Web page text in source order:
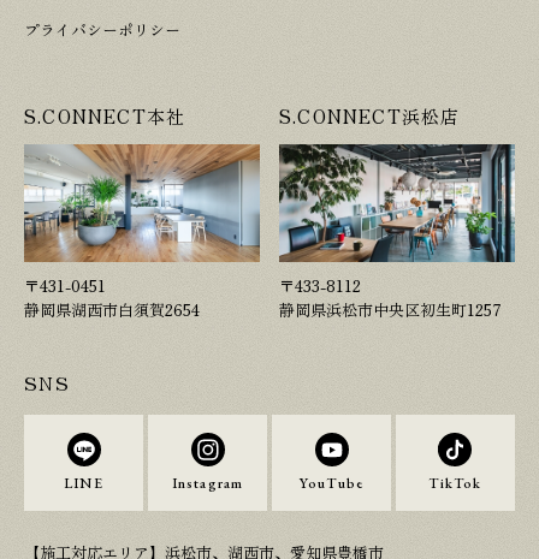
プライバシーポリシー
S.CONNECT本社
〒431-0451
静岡県湖西市白須賀2654
S.CONNECT浜松店
〒433-8112
静岡県浜松市中央区初生町1257
SNS
LINE Instagram YouTube TikTok
【施工対応エリア】浜松市、湖西市、愛知県豊橋市